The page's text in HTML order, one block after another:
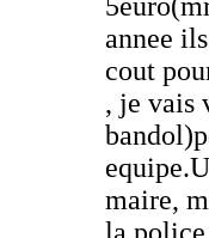
annee
cout
, je vais
maire,